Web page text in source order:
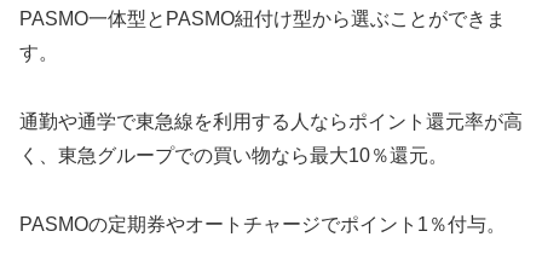
PASMO一体型とPASMO紐付け型から選ぶことができま
す。
通勤や通学で東急線を利用する人ならポイント還元率が高
く、東急グループでの買い物なら最大10％還元。
PASMOの定期券やオートチャージでポイント1％付与。